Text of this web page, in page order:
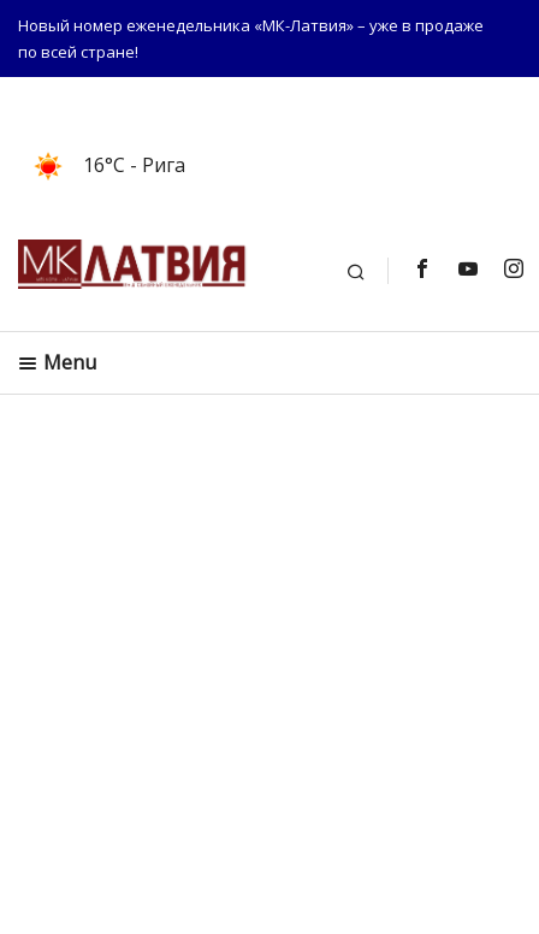
Новый номер еженедельника «МК-Латвия» – уже в продаже
по всей стране!
16°C - Рига
Поиск
Menu